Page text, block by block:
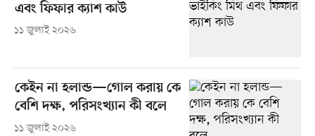
এবং ফিফার ক্যাশ কাউ
১১ জুলাই ২০২৬
কেইন না হলান্ড—গোল করায় কে
বেশি দক্ষ, পরিসংখ্যান কী বলে
১১ জুলাই ২০২৬